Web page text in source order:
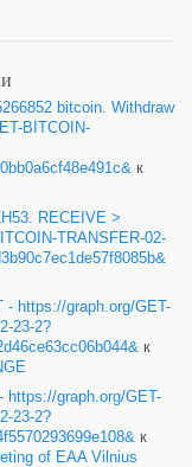
bitcoin. Withdraw
BITCOIN-
к
RECEIVE >
TRANSFER-02-
- https://graph.org/GET-
23-2?
к
https://graph.org/GET-
23-2?
к
of EAA Vilnius